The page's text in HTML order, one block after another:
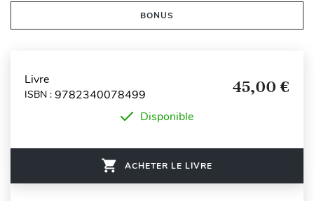
BONUS
Livre
ISBN : 9782340078499 45,00 €
Disponible
ACHETER LE LIVRE